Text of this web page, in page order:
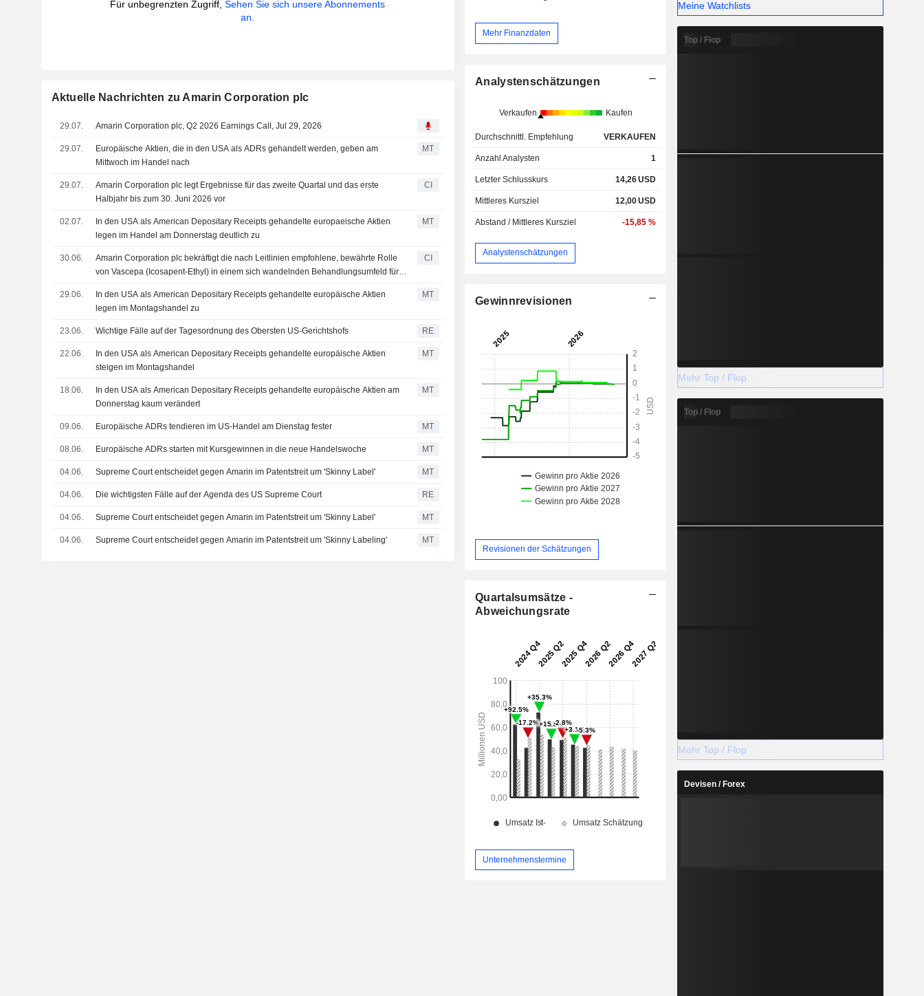
Für unbegrenzten Zugriff,Sehen Sie sich unsere Abonnements
an.
Aktuelle Nachrichten zu Amarin Corporation plc
29.07. Amarin Corporation plc, Q2 2026 Earnings Call, Jul 29, 2026
29.07.
Europäische Aktien, die in den USA als ADRs gehandelt werden, geben am
Mittwoch im Handel nach
MT
29.07.
Amarin Corporation plc legt Ergebnisse für das zweite Quartal und das erste
Halbjahr bis zum 30. Juni 2026 vor
CI
02.07.
In den USA als American Depositary Receipts gehandelte europaeische Aktien
legen im Handel am Donnerstag deutlich zu
MT
30.06.
Amarin Corporation plc bekräftigt die nach Leitlinien empfohlene, bewährte Rolle
von Vascepa (Icosapent-Ethyl) in einem sich wandelnden Behandlungsumfeld für
CI
29.06.
In den USA als American Depositary Receipts gehandelte europäische Aktien
legen im Montagshandel zu
MT
23.06. Wichtige Fälle auf der Tagesordnung des Obersten US-Gerichtshofs RE
22.06.
In den USA als American Depositary Receipts gehandelte europäische Aktien
steigen im Montagshandel
MT
18.06.
In den USA als American Depositary Receipts gehandelte europäische Aktien am
Donnerstag kaum verändert
MT
09.06. Europäische ADRs tendieren im US-Handel am Dienstag fester MT
08.06. Europäische ADRs starten mit Kursgewinnen in die neue Handelswoche MT
04.06. Supreme Court entscheidet gegen Amarin im Patentstreit um 'Skinny Label' MT
04.06. Die wichtigsten Fälle auf der Agenda des US Supreme Court RE
04.06. Supreme Court entscheidet gegen Amarin im Patentstreit um 'Skinny Label' MT
04.06. Supreme Court entscheidet gegen Amarin im Patentstreit um 'Skinny Labeling' MT
Mehr Finanzdaten
Analystenschätzungen
Verkaufen Kaufen
Durchschnittl. Empfehlung VERKAUFEN
Anzahl Analysten 1
Letzter Schlusskurs 14,26USD
Mittleres Kursziel 12,00USD
Abstand / Mittleres Kursziel -15,85 %
Analystenschätzungen
Gewinnrevisionen
Revisionen der Schätzungen
Quartalsumsätze -
Abweichungsrate
Unternehmenstermine
Meine Watchlists
Top / Flop
Mehr Top / Flop
Top / Flop
Mehr Top / Flop
Devisen / Forex